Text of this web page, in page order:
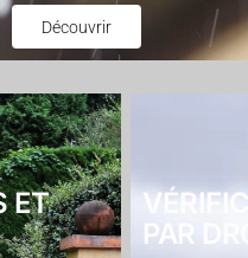
Découvrir
ET
PAR